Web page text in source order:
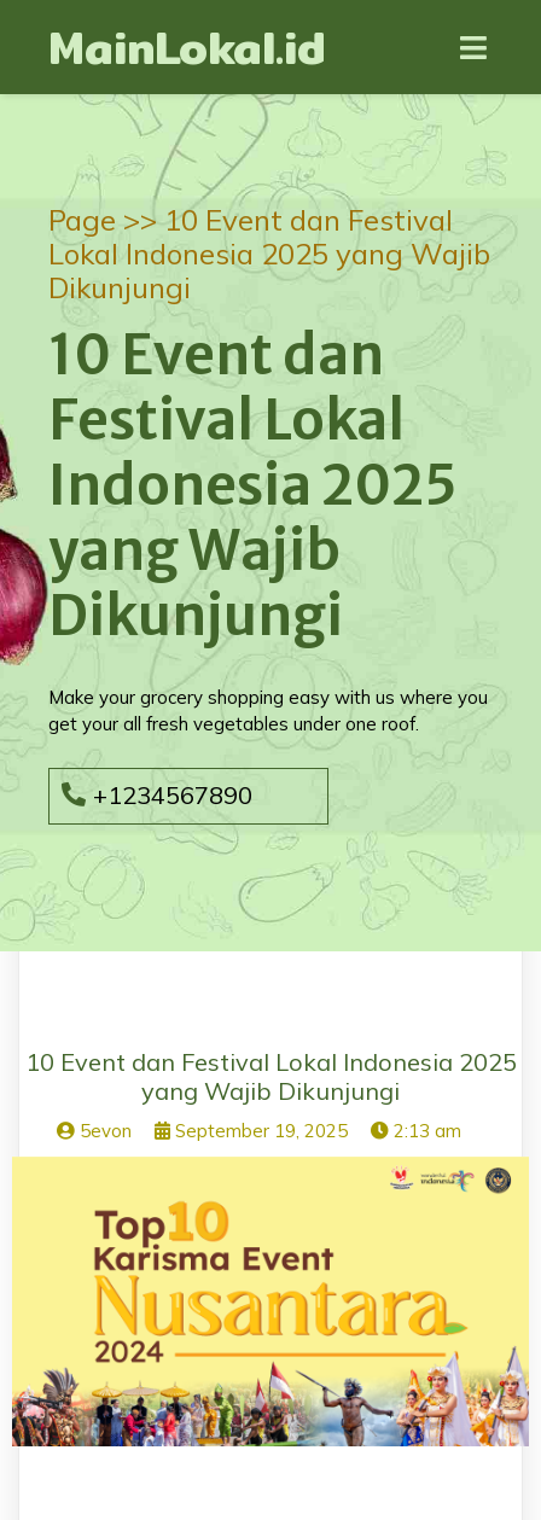
MainLokal.id
Page >>10 Event dan Festival
Lokal Indonesia 2025 yang Wajib
Dikunjungi
10 Event dan
Festival Lokal
Indonesia 2025
yang Wajib
Dikunjungi
Make your grocery shopping easy with us where you
get your all fresh vegetables under one roof.
+1234567890
10 Event dan Festival Lokal Indonesia 2025
yang Wajib Dikunjungi
5evon September 19, 2025 2:13 am